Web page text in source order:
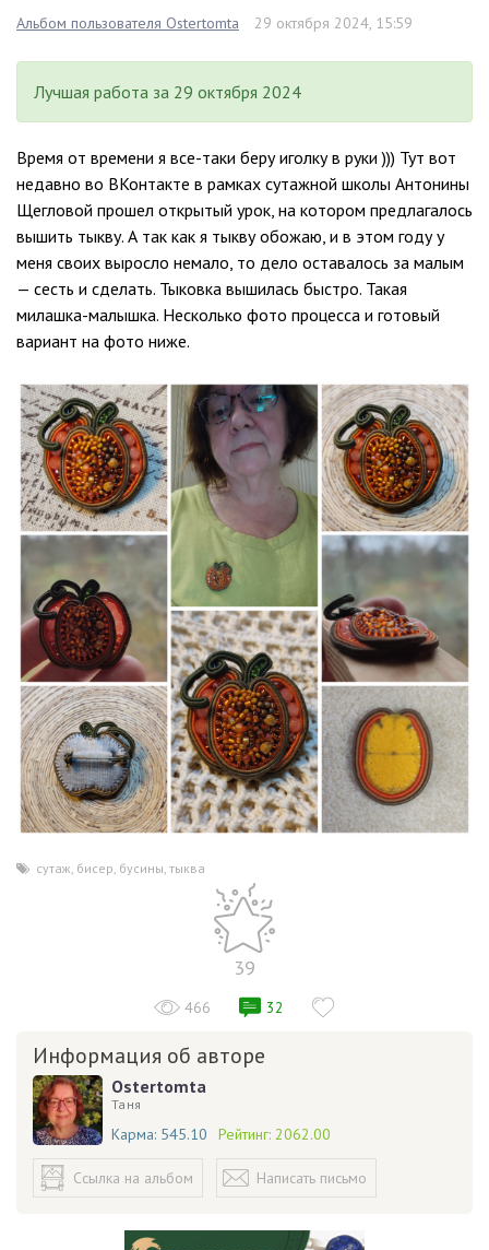
Альбом пользователя Ostertomta 29 октября 2024, 15:59
Лучшая работа за 29 октября 2024
Время от времени я все-таки беру иголку в руки ))) Тут вот
недавно во ВКонтакте в рамках сутажной школы Антонины
Щегловой прошел открытый урок, на котором предлагалось
вышить тыкву. А так как я тыкву обожаю, и в этом году у
меня своих выросло немало, то дело оставалось за малым
— сесть и сделать. Тыковка вышилась быстро. Такая
милашка-малышка. Несколько фото процесса и готовый
вариант на фото ниже.
сутаж бисер бусины тыква
39
466 32
Информация об авторе
Ostertomta
Таня
Карма: 545.10 Рейтинг: 2062.00
Ссылка на альбом Написать письмо